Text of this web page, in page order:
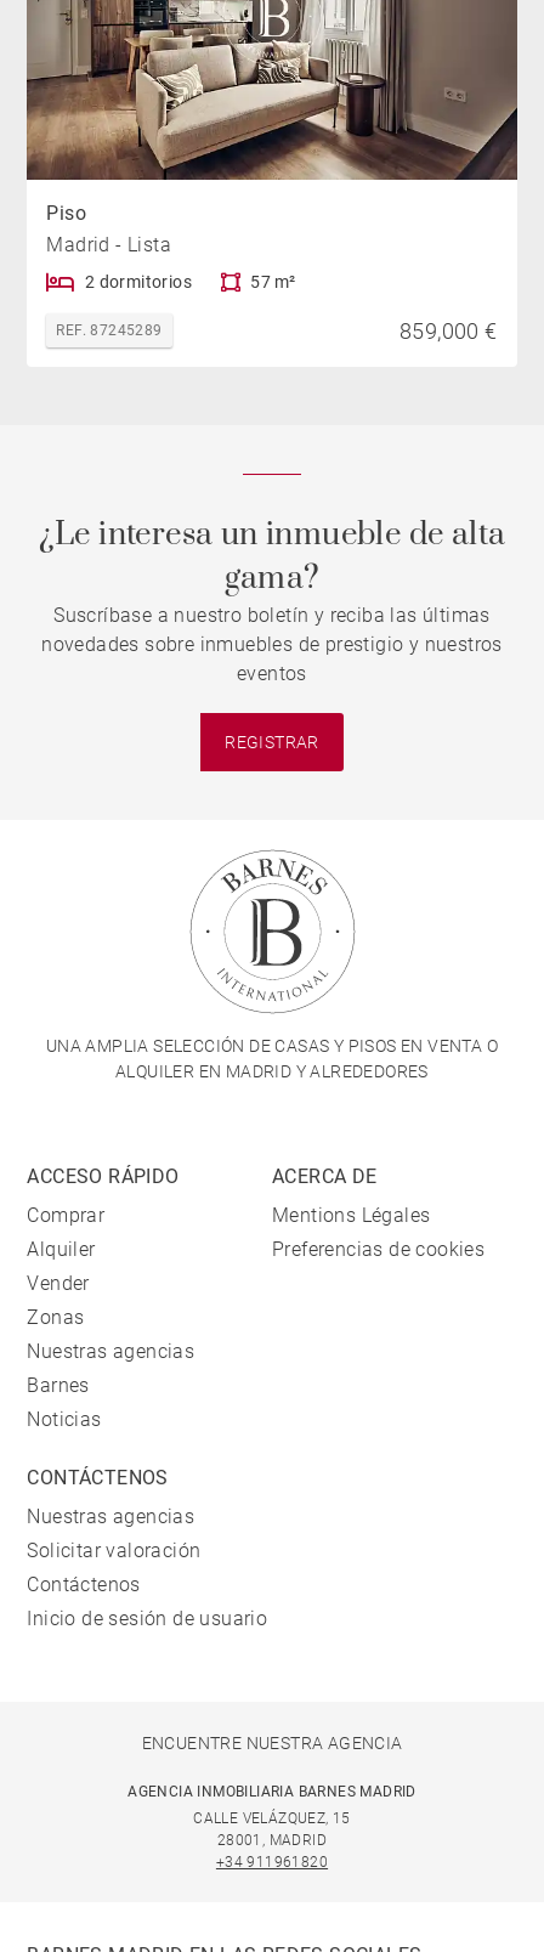
Piso
Madrid - Lista
2 dormitorios 57 m²
REF. 87245289 859,000 €
¿Le interesa un inmueble de alta
gama?
Suscríbase a nuestro boletín y reciba las últimas
novedades sobre inmuebles de prestigio y nuestros
eventos
REGISTRAR
UNA AMPLIA SELECCIÓN DE CASAS Y PISOS EN VENTA O
ALQUILER EN MADRID Y ALREDEDORES
ACCESO RÁPIDO
Comprar
Alquiler
Vender
Zonas
Nuestras agencias
Barnes
Noticias
ACERCA DE
Mentions Légales
Preferencias de cookies
CONTÁCTENOS
Nuestras agencias
Solicitar valoración
Contáctenos
Inicio de sesión de usuario
ENCUENTRE NUESTRA AGENCIA
AGENCIA INMOBILIARIA BARNES MADRID
CALLE VELÁZQUEZ, 15
28001, MADRID
+34 911961820